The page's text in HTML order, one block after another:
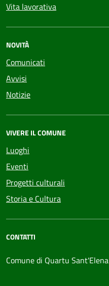
Vita lavorativa
NOVITÀ
Comunicati
Avvisi
Notizie
VIVERE IL COMUNE
Luoghi
Eventi
Progetti culturali
Storia e Cultura
CONTATTI
Comune di Quartu Sant'Elena